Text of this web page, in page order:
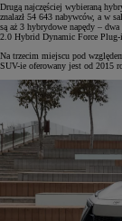
Drugą najczęściej wybieraną
znalazł 54 643 nabywców, a w
są aż 3 hybrydowe napędy –
2.0 Hybrid Dynamic Force
Na trzecim miejscu pod
SUV-ie oferowany jest od 2015